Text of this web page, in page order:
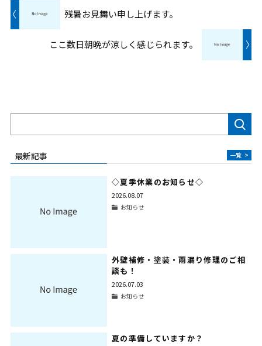
〈 残暑お見舞い申し上げます。
〉
ここ数日朝晩が涼しく感じられます。
最新記事 一覧 >
◇夏季休業のお知らせ◇
2026.08.07
お知らせ
外壁補修・塗装・雨漏り修理のご相
談も！
2026.07.03
お知らせ
夏の準備していますか？